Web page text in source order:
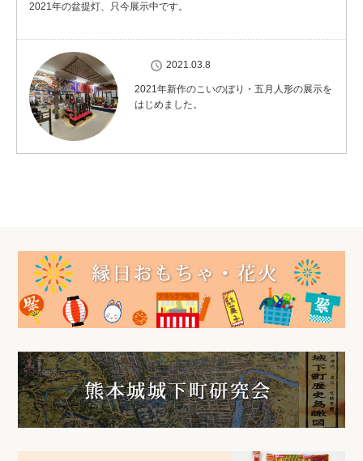
2021年の盆提灯、只今展示中です。
2021.03.8
2021年新作のこいのぼり・五月人形の展示を
はじめました。